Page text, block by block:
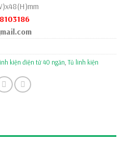
kiện điện tử 40 ngăn ,Tủ linh kiện